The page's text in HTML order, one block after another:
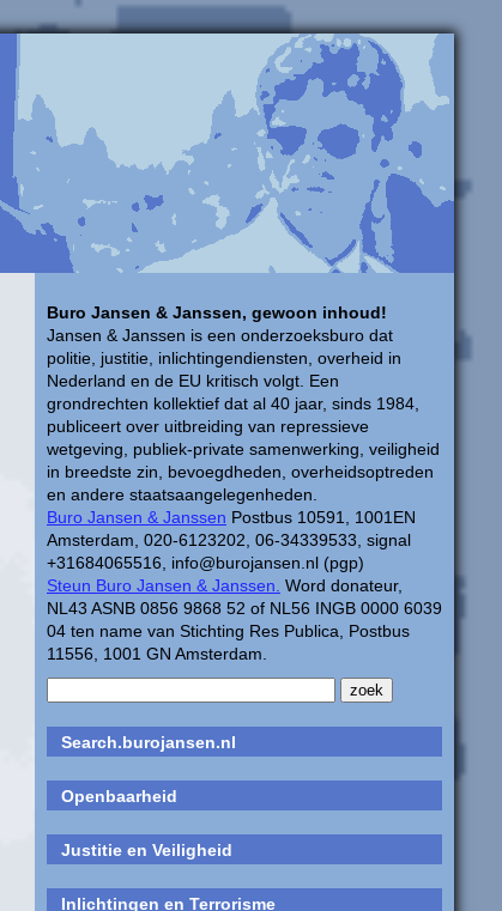
Buro Jansen & Janssen, gewoon inhoud!
Jansen & Janssen is een onderzoeksburo dat
politie, justitie, inlichtingendiensten, overheid in
Nederland en de EU kritisch volgt. Een
grondrechten kollektief dat al 40 jaar, sinds 1984,
publiceert over uitbreiding van repressieve
wetgeving, publiek-private samenwerking, veiligheid
in breedste zin, bevoegdheden, overheidsoptreden
en andere staatsaangelegenheden.
Buro Jansen & Janssen Postbus 10591, 1001EN
Amsterdam, 020-6123202, 06-34339533, signal
+31684065516, info@burojansen.nl (pgp)
Steun Buro Jansen & Janssen. Word donateur,
NL43 ASNB 0856 9868 52 of NL56 INGB 0000 6039
04 ten name van Stichting Res Publica, Postbus
11556, 1001 GN Amsterdam.
Search.burojansen.nl
Openbaarheid
Justitie en Veiligheid
Inlichtingen en Terrorisme